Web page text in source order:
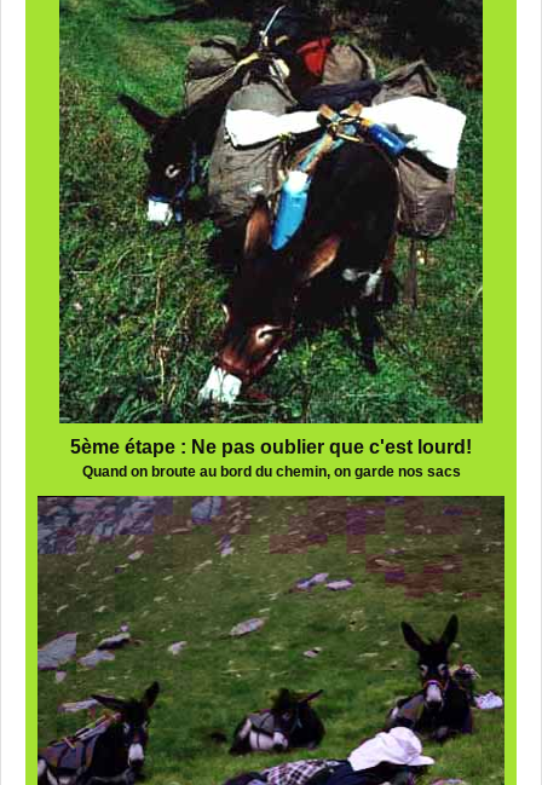
5ème étape : Ne pas oublier que c'est lourd!
Quand on broute au bord du chemin, on garde nos sacs